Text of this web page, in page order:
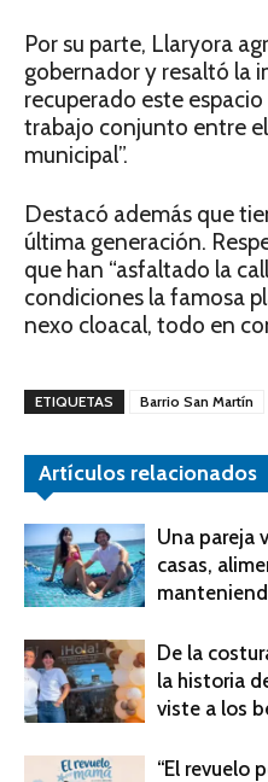
Por su parte, Llaryora
gobernador y resaltó la
recuperado este
trabajo conjunto entre
municipal”.
Destacó además que
última generación.
que han “asfaltado la
condiciones la famosa
nexo cloacal, todo en
ETIQUETAS Barrio San Martín
Artículos relacionados
Una pareja
casas,
De la
la historia
viste a los
“El revuelo